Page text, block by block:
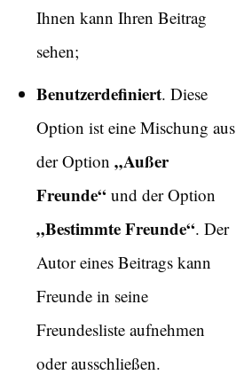
Ihnen kann Ihren Beitrag
sehen;
Benutzerdefiniert. Diese
Option ist eine Mischung aus
der Option „Außer
Freunde“ und der Option
„Bestimmte Freunde“. Der
Autor eines Beitrags kann
Freunde in seine
Freundesliste aufnehmen
oder ausschließen.